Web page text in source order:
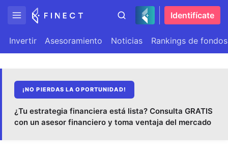
Identifícate
Invertir Asesoramiento Noticias Rankings de fondos
¡NO PIERDAS LA OPORTUNIDAD!
¿Tu estrategia financiera está lista? Consulta GRATIS
con un asesor financiero y toma ventaja del mercado